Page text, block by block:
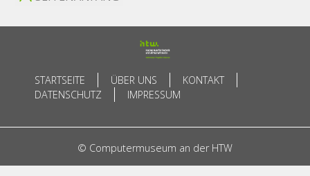
STARTSEITE ÜBER UNS
KONTAKT
DATENSCHUTZ
IMPRESSUM
© Computermuseum an der HTW